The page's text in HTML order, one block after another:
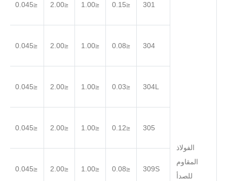
الفولاذ
المقاوم
للصدأ
301
≤0.15
≤1.00
≤2.00
≤0.045
304
≤0.08
≤1.00
≤2.00
≤0.045
304L
≤0.03
≤1.00
≤2.00
≤0.045
305
≤0.12
≤1.00
≤2.00
≤0.045
309S
≤0.08
≤1.00
≤2.00
≤0.045